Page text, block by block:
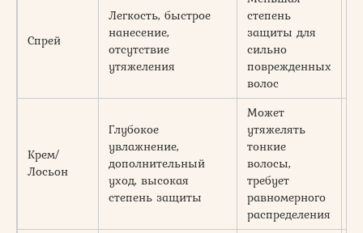
Спрей
Легкость, быстрое
нанесение,
отсутствие
утяжеления
степень
защиты для
сильно
поврежденных
волос
Крем/
Лосьон
Глубокое
увлажнение,
дополнительный
уход, высокая
степень защиты
Может
утяжелять
тонкие
волосы,
требует
равномерного
распределения